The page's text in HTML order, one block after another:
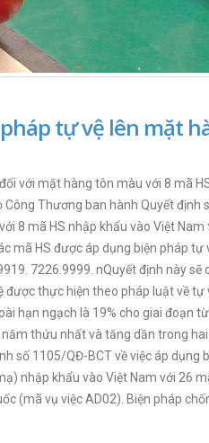
tự vệ lên mặt
với mặt hàng tôn màu với 8 mã
Thương ban hành Quyết định
8 mã HS nhập khẩu vào Việt
mã HS được áp dụng biện pháp tự
7226.9999. nQuyết định này
thực hiện theo pháp luật về
hạn ngạch là 19% cho giai đoạn
thứu nhất và tăng dần trong
số 1105/QĐ-BCT về việc áp dụng
nhập khẩu vào Việt Nam với 26
(mã vụ việc AD02). Biện pháp